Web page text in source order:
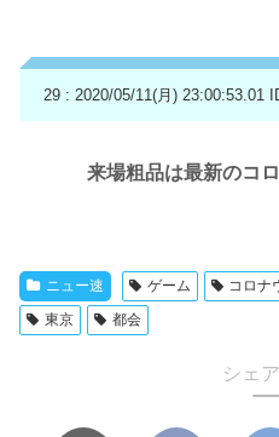
29 : 2020/05/11(月) 23:00:53.01
来場粗品は最新のコ
ニュー速 ゲーム コロナ
東京
都会
シェ